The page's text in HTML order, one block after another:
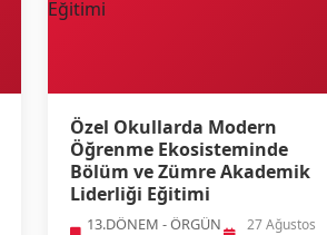
Özel Okullarda Modern
Öğrenme Ekosisteminde
Bölüm ve Zümre Akademik
Liderliği Eğitimi
13.DÖNEM - ÖRGÜN
27 Ağustos